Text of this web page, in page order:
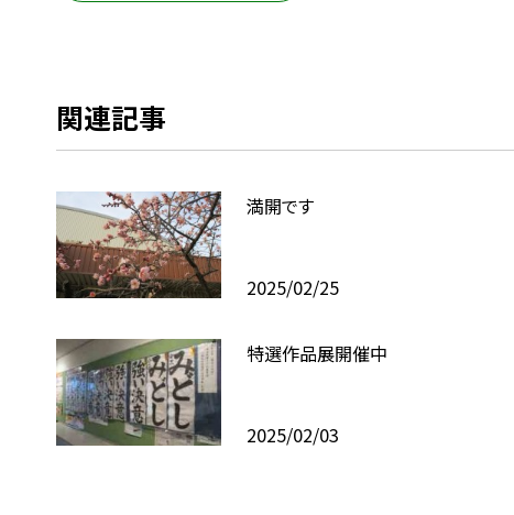
関連記事
満開です
2025/02/25
特選作品展開催中
2025/02/03